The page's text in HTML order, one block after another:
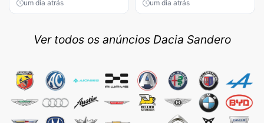
um dia atrás um dia atrás
Ver todos os anúncios Dacia Sandero